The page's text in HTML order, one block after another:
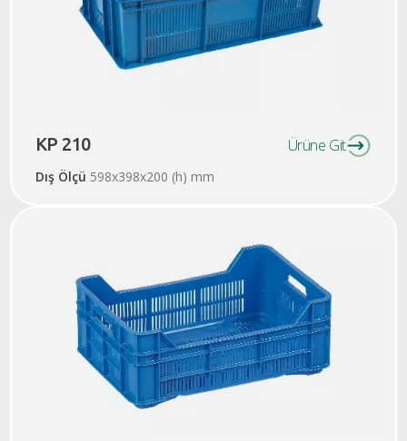
KP 210
Dış Ölçü 598x398x200 (h) mm
Ürüne Git